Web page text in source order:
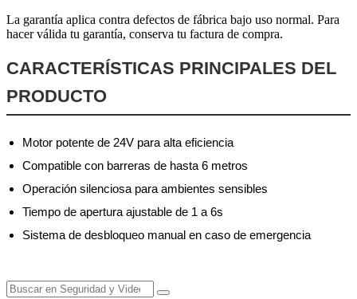
La garantía aplica contra defectos de fábrica bajo uso normal. Para
hacer válida tu garantía, conserva tu factura de compra.
CARACTERÍSTICAS PRINCIPALES DEL
PRODUCTO
Motor potente de 24V para alta eficiencia
Compatible con barreras de hasta 6 metros
Operación silenciosa para ambientes sensibles
Tiempo de apertura ajustable de 1 a 6s
Sistema de desbloqueo manual en caso de emergencia